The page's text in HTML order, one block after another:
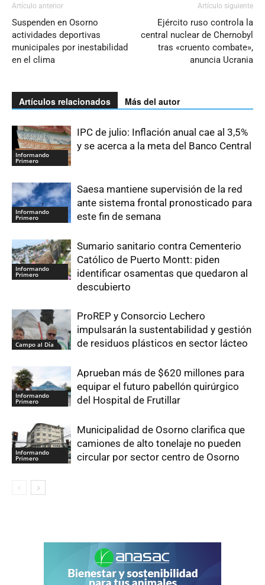
Artículo anterior
Suspenden en Osorno
actividades deportivas
municipales por inestabilidad
en el clima
Artículo siguiente
Ejército ruso controla la
central nuclear de Chernobyl
tras «cruento combate»,
anuncia Ucrania
Artículos relacionados Más del autor
Informando
Primero
IPC de julio: Inflación anual cae al 3,5%
y se acerca a la meta del Banco Central
Informando
Primero
Saesa mantiene supervisión de la red
ante sistema frontal pronosticado para
este fin de semana
Informando
Primero
Sumario sanitario contra Cementerio
Católico de Puerto Montt: piden
identificar osamentas que quedaron al
descubierto
Campo al Día
ProREP y Consorcio Lechero
impulsarán la sustentabilidad y gestión
de residuos plásticos en sector lácteo
Informando
Primero
Aprueban más de $620 millones para
equipar el futuro pabellón quirúrgico
del Hospital de Frutillar
Informando
Primero
Municipalidad de Osorno clarifica que
camiones de alto tonelaje no pueden
circular por sector centro de Osorno